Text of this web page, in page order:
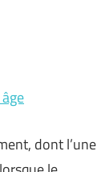
dont l’une